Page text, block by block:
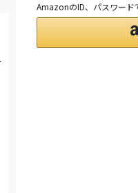
AmazonのID、パスワード